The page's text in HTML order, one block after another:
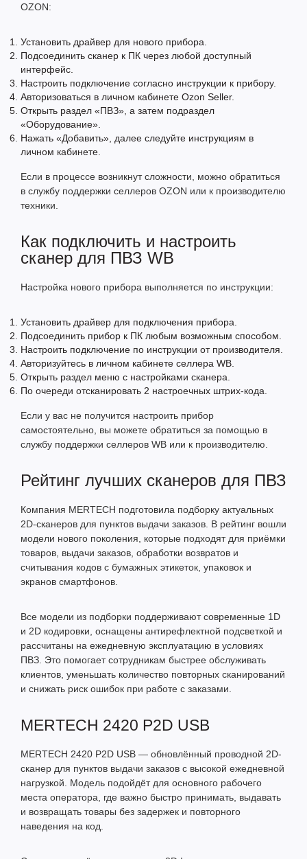
OZON:
Установить драйвер для нового прибора.
Подсоединить сканер к ПК через любой доступный
интерфейс.
Настроить подключение согласно инструкции к прибору.
Авторизоваться в личном кабинете Ozon Seller.
Открыть раздел «ПВЗ», а затем подраздел
«Оборудование».
Нажать «Добавить», далее следуйте инструкциям в
личном кабинете.
Если в процессе возникнут сложности, можно обратиться
в службу поддержки селлеров OZON или к производителю
техники.
Как подключить и настроить
сканер для ПВЗ WB
Настройка нового прибора выполняется по инструкции:
Установить драйвер для подключения прибора.
Подсоединить прибор к ПК любым возможным способом.
Настроить подключение по инструкции от производителя.
Авторизуйтесь в личном кабинете селлера WB.
Открыть раздел меню с настройками сканера.
По очереди отсканировать 2 настроечных штрих-кода.
Если у вас не получится настроить прибор
самостоятельно, вы можете обратиться за помощью в
службу поддержки селлеров WB или к производителю.
Рейтинг лучших сканеров для ПВЗ
Компания MERTECH подготовила подборку актуальных
2D-сканеров для пунктов выдачи заказов. В рейтинг вошли
модели нового поколения, которые подходят для приёмки
товаров, выдачи заказов, обработки возвратов и
считывания кодов с бумажных этикеток, упаковок и
экранов смартфонов.
Все модели из подборки поддерживают современные 1D
и 2D кодировки, оснащены антирефлектной подсветкой и
рассчитаны на ежедневную эксплуатацию в условиях
ПВЗ. Это помогает сотрудникам быстрее обслуживать
клиентов, уменьшать количество повторных сканирований
и снижать риск ошибок при работе с заказами.
MERTECH 2420 P2D USB
MERTECH 2420 P2D USB — обновлённый проводной 2D-
сканер для пунктов выдачи заказов с высокой ежедневной
нагрузкой. Модель подойдёт для основного рабочего
места оператора, где важно быстро принимать, выдавать
и возвращать товары без задержек и повторного
наведения на код.